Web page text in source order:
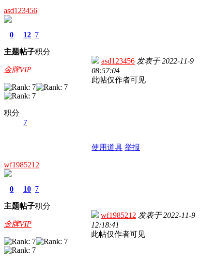
asd123456
0
主题
12
帖子
7
积分
金牌VIP
积分
7
asd123456 发表于2022-11-9
08:57:04
此帖仅作者可见
使用道具 举报
wf1985212
0
主题
10
帖子
7
积分
金牌VIP
wf1985212 发表于2022-11-9
12:18:41
此帖仅作者可见